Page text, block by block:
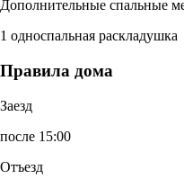
Дополнительные спальные
1 односпальная раскладушка
Правила дома
Заезд
после 15:00
Отъезд